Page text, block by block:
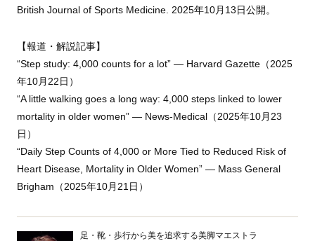
British Journal of Sports Medicine. 2025年10月13日公開。
【報道・解説記事】
“Step study: 4,000 counts for a lot” — Harvard Gazette（2025
年10月22日）
“A little walking goes a long way: 4,000 steps linked to lower
mortality in older women” — News-Medical（2025年10月23
日）
“Daily Step Counts of 4,000 or More Tied to Reduced Risk of
Heart Disease, Mortality in Older Women” — Mass General
Brigham（2025年10月21日）
足・靴・歩行から美を追求する美脚マエストラ